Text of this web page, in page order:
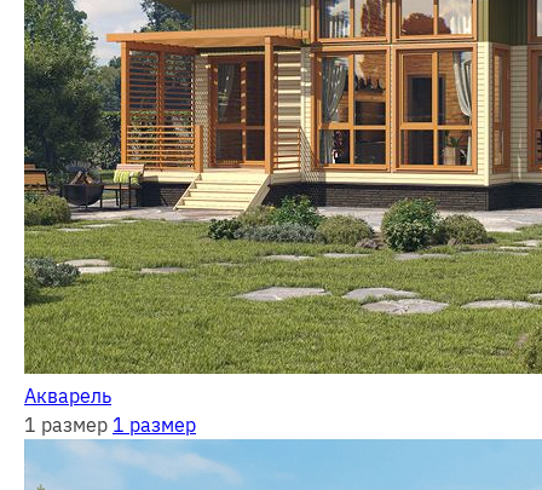
Акварель
1 размер 1 размер